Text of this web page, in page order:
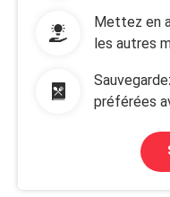
Mettez en
les autres
préférées